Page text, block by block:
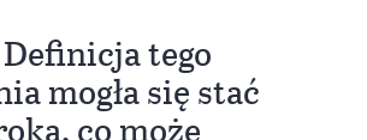
tego
mogła się stać
co może